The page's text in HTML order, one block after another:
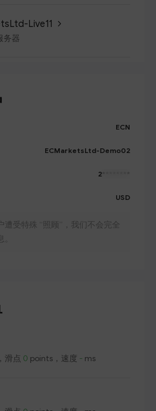
Live11
务器
ECN
ECMarketsLtd-Demo02
2
USD
遭受特殊 “照顾”，我们不会完全
，滑点 0 points，速度 - ms